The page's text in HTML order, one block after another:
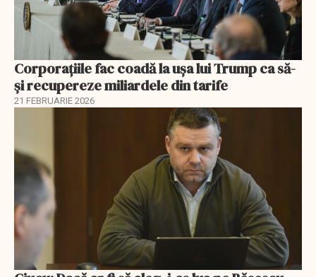
Corporațiile fac coadă la ușa lui Trump ca să-
și recupereze miliardele din tarife
21 FEBRUARIE 2026